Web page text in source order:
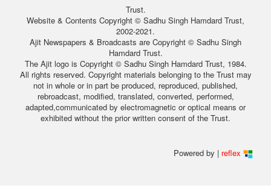
Trust.
Website & Contents Copyright © Sadhu Singh Hamdard Trust,
2002-2021.
Ajit Newspapers & Broadcasts are Copyright © Sadhu Singh
Hamdard Trust.
The Ajit logo is Copyright © Sadhu Singh Hamdard Trust, 1984.
All rights reserved. Copyright materials belonging to the Trust may
not in whole or in part be produced, reproduced, published,
rebroadcast, modified, translated, converted, performed,
adapted,communicated by electromagnetic or optical means or
exhibited without the prior written consent of the Trust.
Powered by | reflex